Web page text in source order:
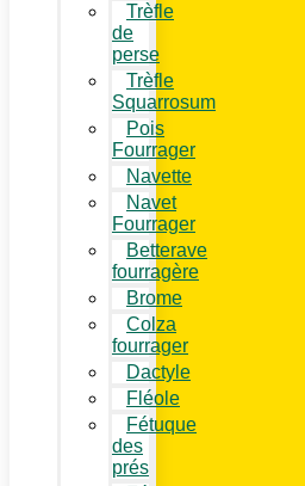
Trèfle
de
perse
Trèfle
Squarrosum
Pois
Fourrager
Navette
Navet
Fourrager
Betterave
fourragère
Brome
Colza
fourrager
Dactyle
Fléole
Fétuque
des
prés